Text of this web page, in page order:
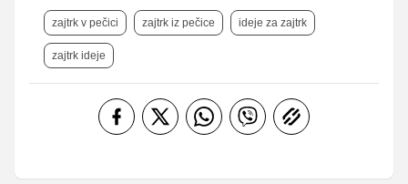
zajtrk v pečici zajtrk iz pečice ideje za zajtrk
zajtrk ideje